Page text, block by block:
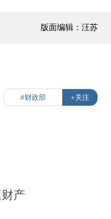
版面编辑：汪苏
#财政部 +关注
产